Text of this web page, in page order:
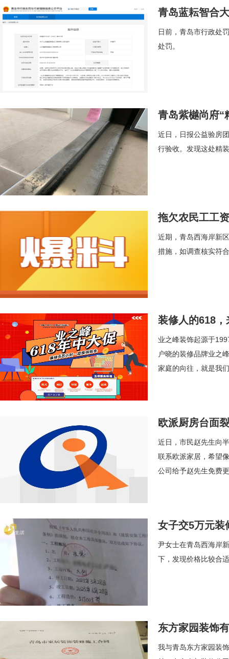
青岛蓝耘智合
日前，青岛市行政处
处罚。
青岛紫樾尚府“
近日，日报公益验房
行验收。发现这处精
拖欠农民工工
近期，青岛西海岸新
措施，如调查核实符
装修人的618，
业之峰装饰起源于
户晓的装修品牌业之
家庭的向往，就是我
欧派厨房台面
近日，市民赵先生向
联系欧派家居，希望
公司给予赵先生免费
女子交5万元装
尹女士在青岛西海岸
下，发现价格比较合
东方家园装饰
我与青岛东方家园装